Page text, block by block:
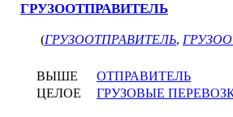
ГРУЗООТПРАВИТЕЛЬ
(ГРУЗООТПРАВИТЕЛЬ,
ВЫШЕ
ОТПРАВИТЕЛЬ
ЦЕЛОЕ
ГРУЗОВЫЕ